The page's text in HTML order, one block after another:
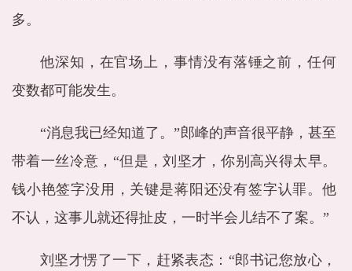
多。
他深知，在官场上，事情没有落锤之前，任何
变数都可能发生。
“消息我已经知道了。”郎峰的声音很平静，甚至
带着一丝冷意，“但是，刘坚才，你别高兴得太早。
钱小艳签字没用，关键是蒋阳还没有签字认罪。他
不认，这事儿就还得扯皮，一时半会儿结不了案。”
刘坚才愣了一下，赶紧表态：“郎书记您放心，